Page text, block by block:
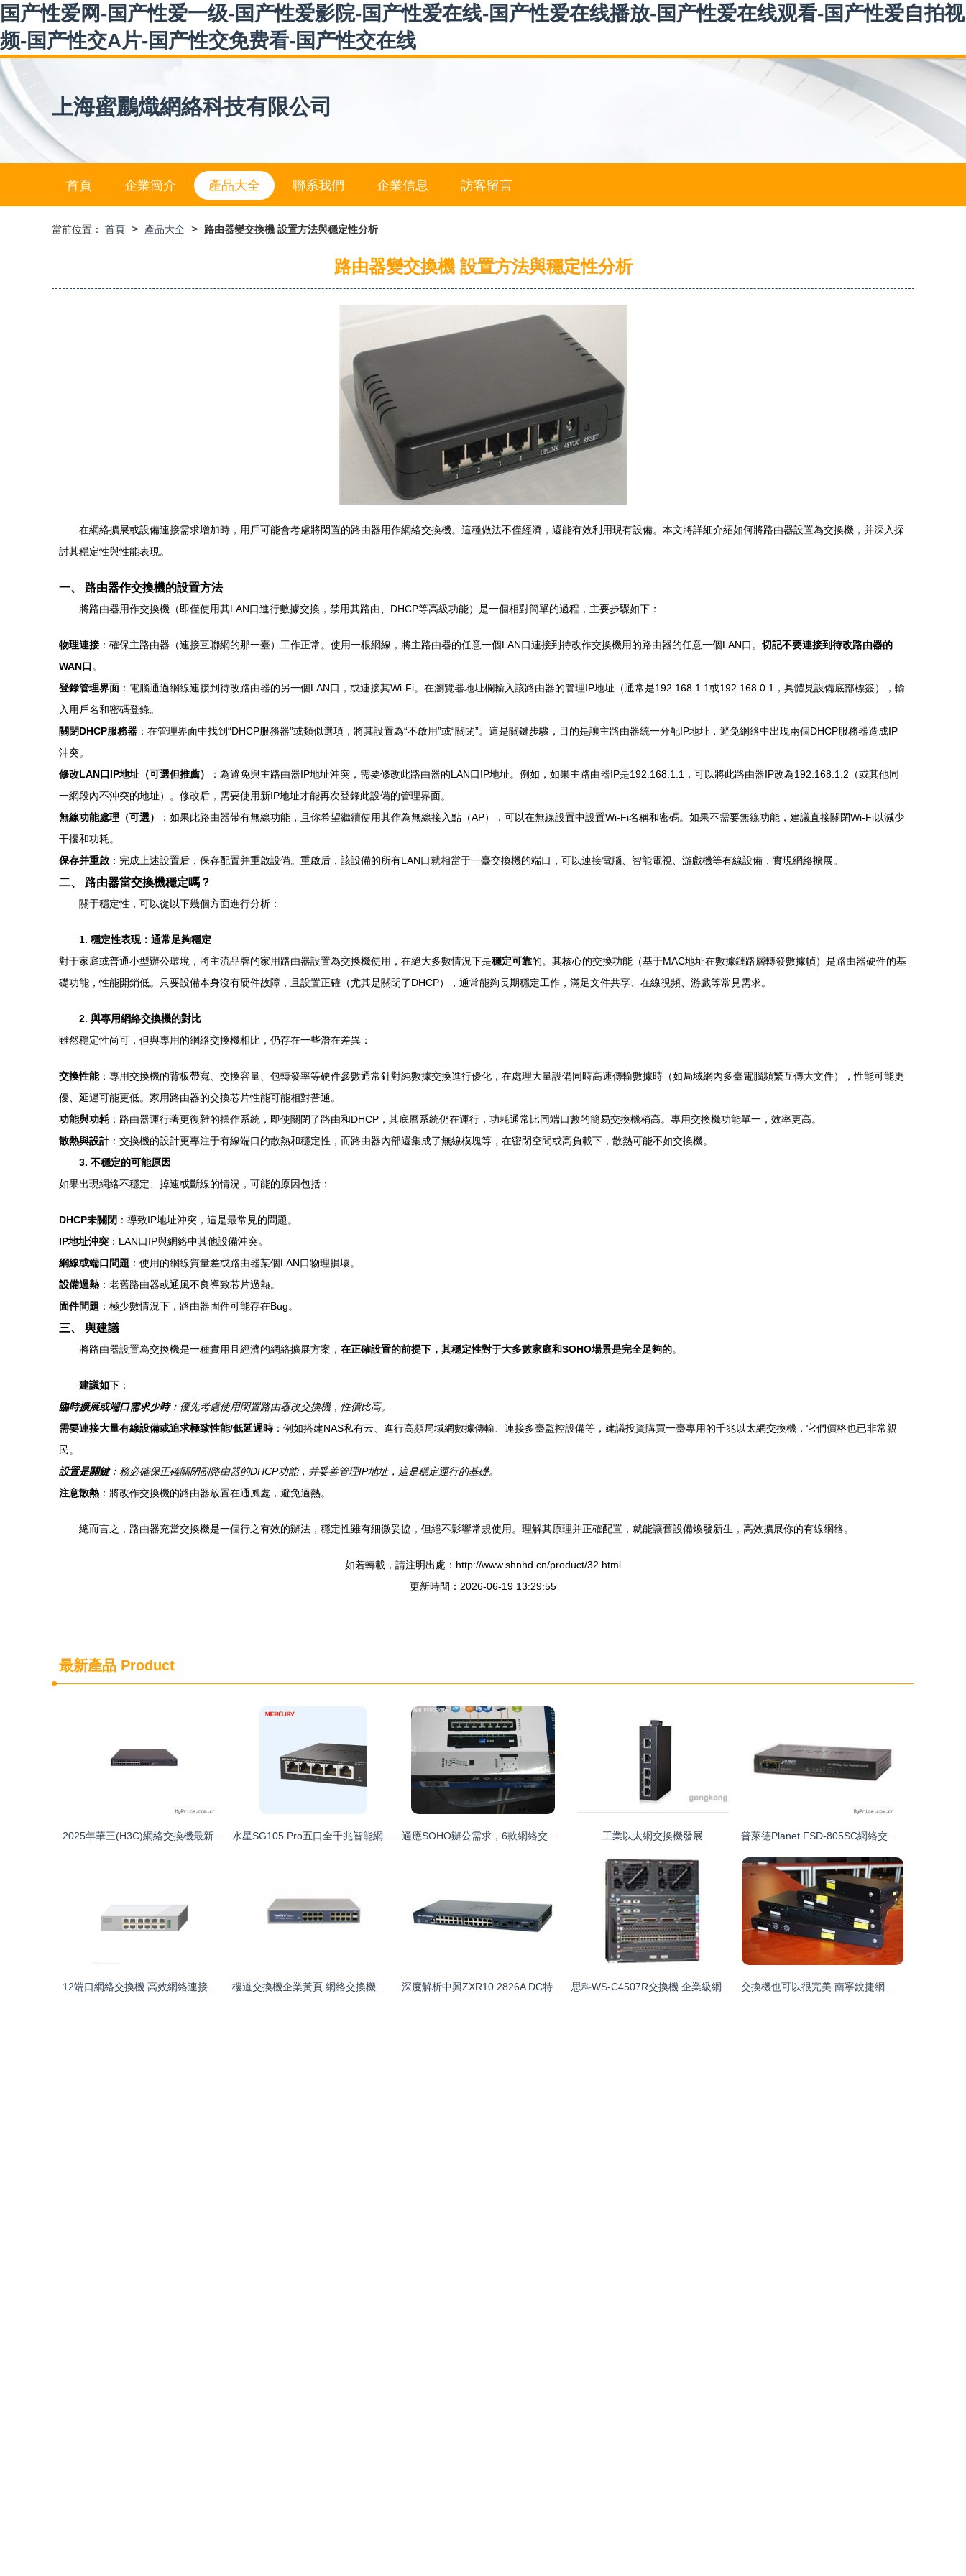
国产性爱网-国产性爱一级-国产性爱影院-国产性爱在线-国产性爱在线播放-国产性爱在线观看-国产性爱自拍视
频-国产性交A片-国产性交免费看-国产性交在线
上海蜜鸝熾網絡科技有限公司
首頁 企業簡介 產品大全 聯系我們 企業信息 訪客留言
當前位置： 首頁 > 產品大全 > 路由器變交換機 設置方法與穩定性分析
路由器變交換機 設置方法與穩定性分析
在網絡擴展或設備連接需求增加時，用戶可能會考慮將閑置的路由器用作網絡交換機。這種做法不僅經濟，還能有效利用現有設備。本文將詳細介紹如何將路由器設置為交換機，并深入探
討其穩定性與性能表現。
一、 路由器作交換機的設置方法
將路由器用作交換機（即僅使用其LAN口進行數據交換，禁用其路由、DHCP等高級功能）是一個相對簡單的過程，主要步驟如下：
物理連接 ：確保主路由器（連接互聯網的那一臺）工作正常。使用一根網線，將主路由器的任意一個LAN口連接到待改作交換機用的路由器的任意一個LAN口。 切記不要連接到待改路由器的
WAN口 。
登錄管理界面 ：電腦通過網線連接到待改路由器的另一個LAN口，或連接其Wi-Fi。在瀏覽器地址欄輸入該路由器的管理IP地址（通常是192.168.1.1或192.168.0.1，具體見設備底部標簽），輸
入用戶名和密碼登錄。
關閉DHCP服務器 ：在管理界面中找到“DHCP服務器”或類似選項，將其設置為“不啟用”或“關閉”。這是關鍵步驟，目的是讓主路由器統一分配IP地址，避免網絡中出現兩個DHCP服務器造成IP
沖突。
修改LAN口IP地址（可選但推薦）
：為避免與主路由器IP地址沖突，需要修改此路由器的LAN口IP地址。例如，如果主路由器IP是192.168.1.1，可以將此路由器IP改為192.168.1.2（或其他同
一網段內不沖突的地址）。修改后，需要使用新IP地址才能再次登錄此設備的管理界面。
無線功能處理（可選）
：如果此路由器帶有無線功能，且你希望繼續使用其作為無線接入點（AP），可以在無線設置中設置Wi-Fi名稱和密碼。如果不需要無線功能，建議直接關閉Wi-Fi以減少
干擾和功耗。
保存并重啟 ：完成上述設置后，保存配置并重啟設備。重啟后，該設備的所有LAN口就相當于一臺交換機的端口，可以連接電腦、智能電視、游戲機等有線設備，實現網絡擴展。
二、 路由器當交換機穩定嗎？
關于穩定性，可以從以下幾個方面進行分析：
1. 穩定性表現：通常足夠穩定
對于家庭或普通小型辦公環境，將主流品牌的家用路由器設置為交換機使用，在絕大多數情況下是穩定可靠的。其核心的交換功能（基于MAC地址在數據鏈路層轉發數據幀）是路由器硬件的基
礎功能，性能開銷低。只要設備本身沒有硬件故障，且設置正確（尤其是關閉了DHCP），通常能夠長期穩定工作，滿足文件共享、在線視頻、游戲等常見需求。
2. 與專用網絡交換機的對比
雖然穩定性尚可，但與專用的網絡交換機相比，仍存在一些潛在差異：
交換性能：專用交換機的背板帶寬、交換容量、包轉發率等硬件參數通常針對純數據交換進行優化，在處理大量設備同時高速傳輸數據時（如局域網內多臺電腦頻繁互傳大文件），性能可能更
優、延遲可能更低。家用路由器的交換芯片性能可能相對普通。
功能與功耗 ：路由器運行著更復雜的操作系統，即使關閉了路由和DHCP，其底層系統仍在運行，功耗通常比同端口數的簡易交換機稍高。專用交換機功能單一，效率更高。
散熱與設計：交換機的設計更專注于有線端口的散熱和穩定性，而路由器內部還集成了無線模塊等，在密閉空間或高負載下，散熱可能不如交換機。
3. 不穩定的可能原因
如果出現網絡不穩定、掉速或斷線的情況，可能的原因包括：
DHCP未關閉 ：導致IP地址沖突，這是最常見的問題。
IP地址沖突 ：LAN口IP與網絡中其他設備沖突。
網線或端口問題 ：使用的網線質量差或路由器某個LAN口物理損壞。
設備過熱 ：老舊路由器或通風不良導致芯片過熱。
固件問題 ：極少數情況下，路由器固件可能存在Bug。
三、 與建議
將路由器設置為交換機是一種實用且經濟的網絡擴展方案， 在正確設置的前提下，其穩定性對于大多數家庭和SOHO場景是完全足夠的。
建議如下 ：
臨時擴展或端口需求少時：優先考慮使用閑置路由器改交換機，性價比高。
需要連接大量有線設備或追求極致性能/低延遲時：例如搭建NAS私有云、進行高頻局域網數據傳輸、連接多臺監控設備等，建議投資購買一臺專用的千兆以太網交換機，它們價格也已非常親
民。
設置是關鍵：務必確保正確關閉副路由器的DHCP功能，并妥善管理IP地址，這是穩定運行的基礎。
注意散熱 ：將改作交換機的路由器放置在通風處，避免過熱。
總而言之，路由器充當交換機是一個行之有效的辦法，穩定性雖有細微妥協，但絕不影響常規使用。理解其原理并正確配置，就能讓舊設備煥發新生，高效擴展你的有線網絡。
如若轉載，請注明出處：http://www.shnhd.cn/product/32.html
更新時間：2026-06-19 13:29:55
最新產品 Product
工業以太網交換機發展